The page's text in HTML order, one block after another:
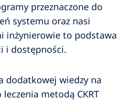
przeznaczone do
systemu oraz nasi
inżynierowie to podstawa
i dostępności.
dodatkowej wiedzy na
metodą CKRT